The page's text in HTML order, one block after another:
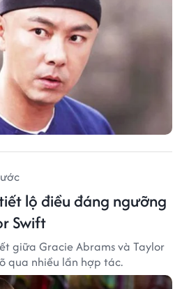
lộ điều đáng ngưỡng
Swift
giữa Gracie Abrams và Taylor
qua nhiều lần hợp tác.